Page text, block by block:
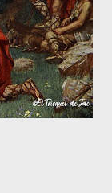
un muro
Solo le